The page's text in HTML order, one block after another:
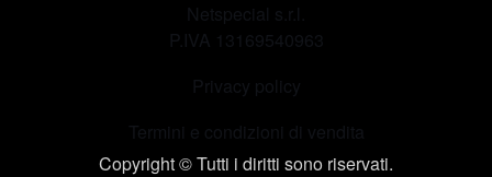
Netspecial s.r.l.
P.IVA 13169540963
Privacy policy
Termini e condizioni di vendita
Copyright © Tutti i diritti sono riservati.